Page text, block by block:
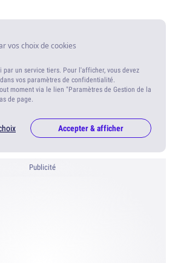
vos choix de cookies
par un service tiers. Pour l'afficher, vous devez
vos paramètres de confidentialité.
moment via le lien "Paramètres de Gestion de la
de page.
Accepter & afficher
Publicité